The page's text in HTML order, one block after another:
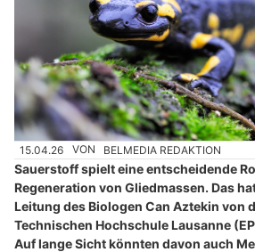
15.04.26 VON BELMEDIA REDAKTION
Sauerstoff spielt eine entscheidende
Regeneration von Gliedmassen. Das
Leitung des Biologen Can Aztekin von
Technischen Hochschule Lausanne
Auf lange Sicht könnten davon auch